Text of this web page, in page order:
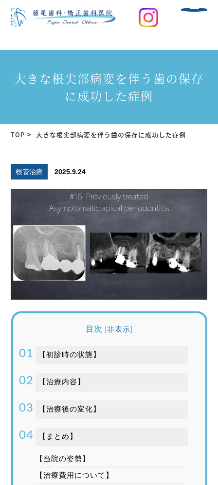
大きな根尖部病変を伴う歯の保存
に成功した症例
TOP 大きな根尖部病変を伴う歯の保存に成功した症例
根管治療 2025.9.24
目次 非表示
【初診時の状態】
【治療内容】
【治療後の変化】
【まとめ】
【当院の姿勢】
【治療費用について】